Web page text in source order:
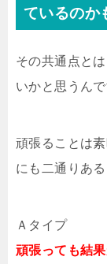
ているのか
その共通点と
いかと思うんで
頑張ることは
にも二通りあ
Ａタイプ
頑張っても結